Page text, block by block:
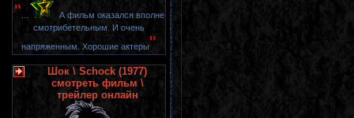
"
А фильм оказался вполне
смотрибетельным. И очень
напряженным. Хорошие актеры"
Шок \ Schock (1977)
смотреть фильм \
трейлер онлайн